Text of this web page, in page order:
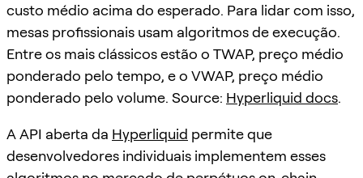
custo médio acima do esperado. Para lidar com isso,
mesas profissionais usam algoritmos de execução.
Entre os mais clássicos estão o TWAP, preço médio
ponderado pelo tempo, e o VWAP, preço médio
ponderado pelo volume. Source: Hyperliquid docs.
A API aberta da Hyperliquid permite que
desenvolvedores individuais implementem esses